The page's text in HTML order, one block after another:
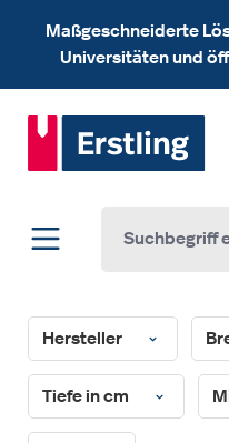
Zum Hauptinhalt springen
Maßgeschneiderte
Universitäten und
Hersteller
Tiefe in cm